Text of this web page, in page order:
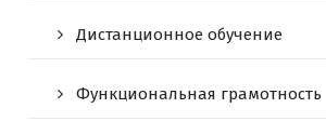
Дистанционное обучение
Функциональная грамотность